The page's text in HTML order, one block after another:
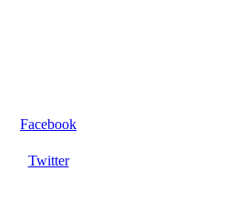
Facebook
Twitter